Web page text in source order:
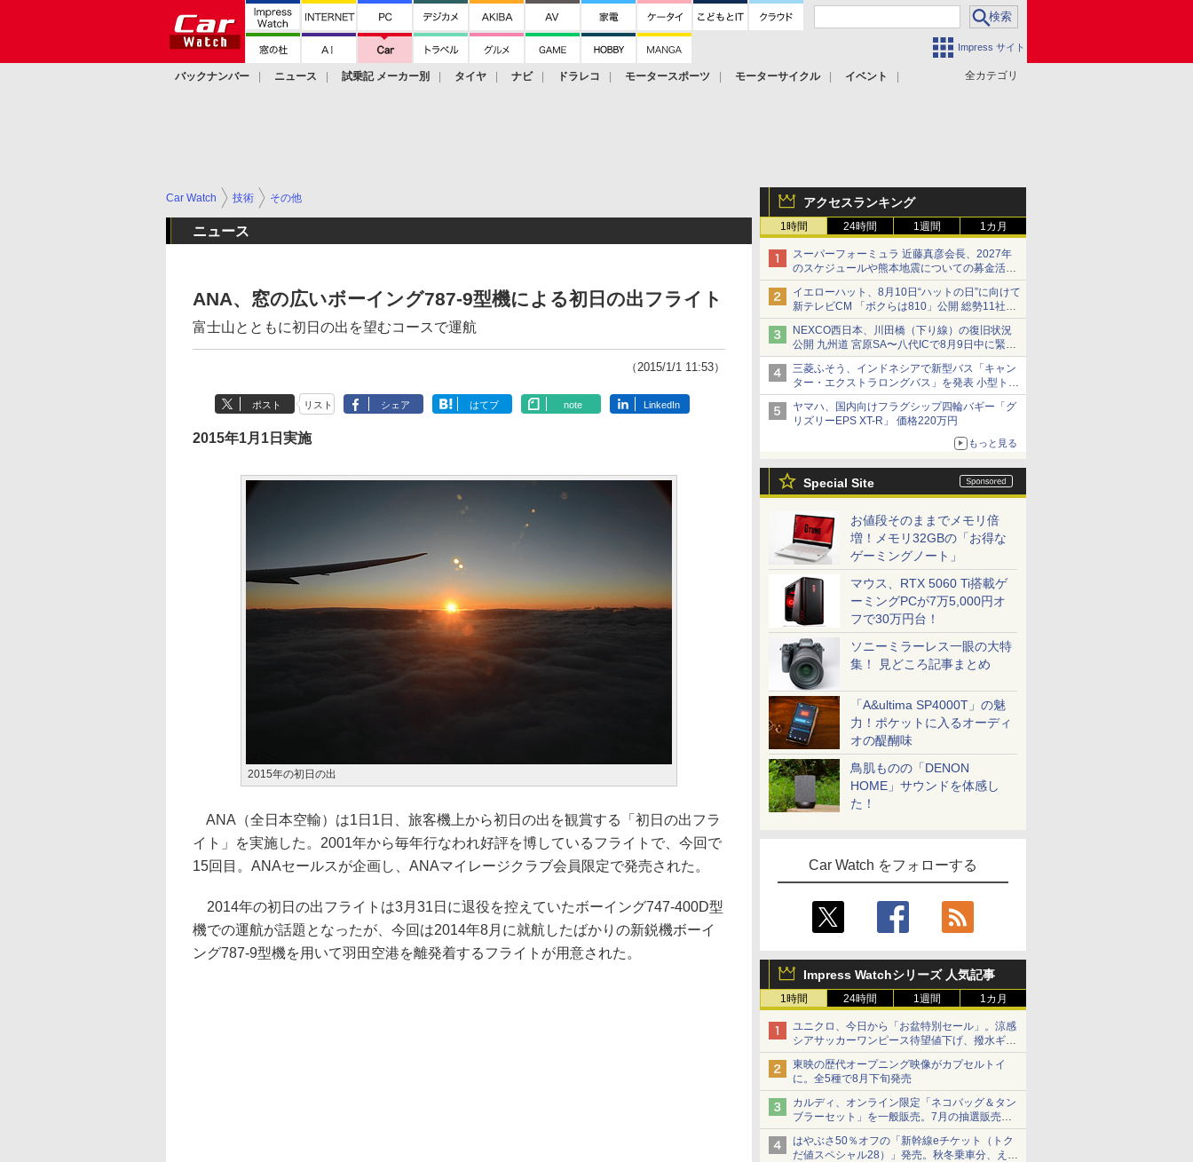
Impress サイト
全カテゴリ
バックナンバー ニュース 試乗記 メーカー別 タイヤ ナビ ドラレコ モータースポーツ モーターサイクル
イベント
アクセスランキング
1時間 24時間 1週間 1カ月
スーパーフォーミュラ 近藤真彦会長、2027年
のスケジュールや熊本地震についての募金活動
を紹介
イエローハット、8月10日“ハットの日”に向けて
新テレビCM 「ボクらは810」公開 総勢11社
107名が参画
NEXCO西日本、川田橋（下り線）の復旧状況
公開 九州道 宮原SA〜八代ICで8月9日中に緊急
車両を通行可能に
三菱ふそう、インドネシアで新型バス「キャン
ター・エクストラロングバス」を発表 小型トラ
ックベースの観光・旅客輸送向けバス
ヤマハ、国内向けフラグシップ四輪バギー「グ
リズリーEPS XT-R」 価格220万円
もっと見る
Special Site
お値段そのままでメモリ倍
増！メモリ32GBの「お得な
ゲーミングノート」
マウス、RTX 5060 Ti搭載ゲ
ーミングPCが7万5,000円オ
フで30万円台！
ソニーミラーレス一眼の大特
集！ 見どころ記事まとめ
「A&ultima SP4000T」の魅
力！ポケットに入るオーディ
オの醍醐味
鳥肌ものの「DENON
HOME」サウンドを体感し
た！
Car Watch をフォローする
Impress Watchシリーズ 人気記事
1時間 24時間 1週間 1カ月
ユニクロ、今日から「お盆特別セール」。涼感
シアサッカーワンピース待望値下げ、撥水ギア
ショーツは1990円に
東映の歴代オープニング映像がカプセルトイ
に。全5種で8月下旬発売
カルディ、オンライン限定「ネコバッグ＆タン
ブラーセット」を一般販売。7月の抽選販売の
当選無効分
はやぶさ50％オフの「新幹線eチケット（トク
だ値スペシャル28）」発売。秋冬乗車分、えき
Car Watch 技術 その他
ニュース
ANA、窓の広いボーイング787-9型機による初日の出フライト
富士山とともに初日の出を望むコースで運航
（2015/1/1 11:53）
ポスト リスト シェア はてブ note LinkedIn
2015年1月1日実施
2015年の初日の出
ANA（全日本空輸）は1日1日、旅客機上から初日の出を観賞する「初日の出フラ
イト」を実施した。2001年から毎年行なわれ好評を博しているフライトで、今回で
15回目。ANAセールスが企画し、ANAマイレージクラブ会員限定で発売された。
2014年の初日の出フライトは3月31日に退役を控えていたボーイング747-400D型
機での運航が話題となったが、今回は2014年8月に就航したばかりの新鋭機ボーイ
ング787-9型機を用いて羽田空港を離発着するフライトが用意された。